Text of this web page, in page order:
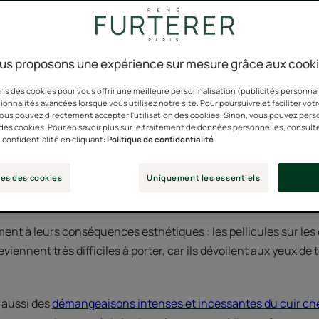
particules blanches disgracieuses colonisent les
la vie d’une personne sur deux.
sur le plan médical, mais importante au niveau social
mais aussi par l’incidence que ce problème peut
de plus en plus d’importance à notre apparence, à notre
avoir de nombreuses répercussions sur notre bien-être.
à leurs conséquences esthétiques : les pellicules sur les
très difficiles à porter, car ils dévoilent aux yeux de
desdémangeaisons intenses et incessantes du cuir
proposons une expérience sur mesure grâce aux
des cookies pour vous offrir une meilleure personnalisation (publicités
avancées lorsque vous utilisez notre site. Pour poursuivre et faciliter
pouvez directement accepter l'utilisation des cookies. Sinon, vous pouvez
cookies. Pour en savoir plus sur le traitement de données personnelles,
en cliquant:Politique de confidentialité
des cookies Uniquement les essentiels